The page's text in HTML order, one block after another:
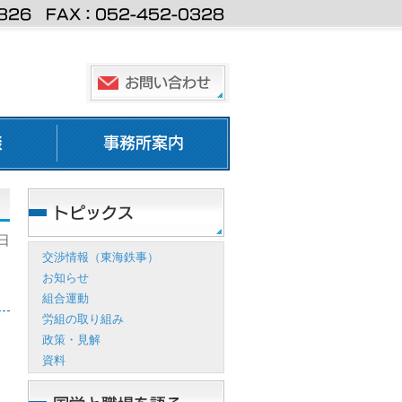
交渉情報（東海鉄事）
お知らせ
組合運動
労組の取り組み
政策・見解
資料